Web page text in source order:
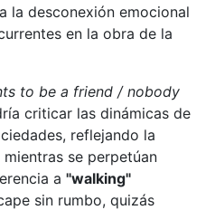
la desconexión emocional
en la obra de la
to be a friend / nobody
criticar las dinámicas de
reflejando la
se perpetúan
a "walking"
sin rumbo, quizás